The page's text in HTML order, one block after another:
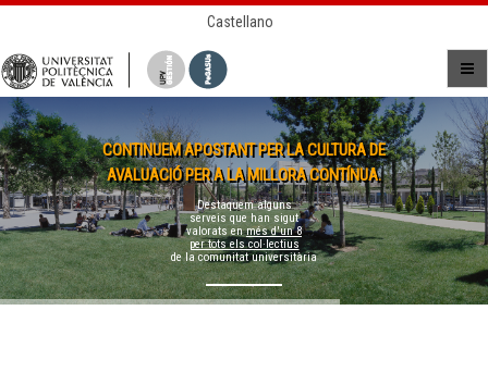
Castellano
CONTINUEM APOSTANT PER LA CULTURA DE
AVALUACIÓ PER A LA MILLORA CONTÍNUA.
Destaquem alguns
serveis que han sigut
valorats enmés d'un 8
per tots els col·lectius
de la comunitat universitària